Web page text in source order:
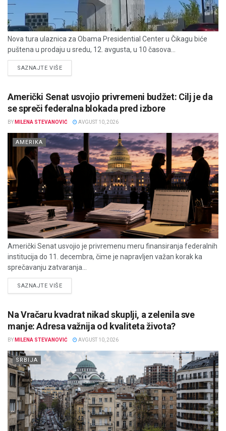
Nova tura ulaznica za Obama Presidential Center u Čikagu biće
puštena u prodaju u sredu, 12. avgusta, u 10 časova...
SAZNAJTE VIŠEDETAILS
Američki Senat usvojio privremeni budžet: Cilj je da
se spreči federalna blokada pred izbore
BY MILENA STEVANOVIĆ AVGUST 10, 2026
AMERIKA
Američki Senat usvojio je privremenu meru finansiranja federalnih
institucija do 11. decembra, čime je napravljen važan korak ka
sprečavanju zatvaranja...
SAZNAJTE VIŠEDETAILS
Na Vračaru kvadrat nikad skuplji, a zelenila sve
manje: Adresa važnija od kvaliteta života?
BY MILENA STEVANOVIĆ AVGUST 10, 2026
SRBIJA